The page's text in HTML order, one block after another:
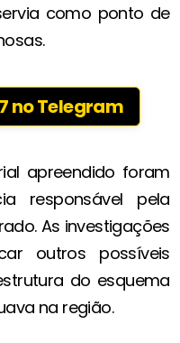
como ponto de
no Telegram
apreendido foram
responsável pela
As investigações
outros possíveis
do esquema
na região.